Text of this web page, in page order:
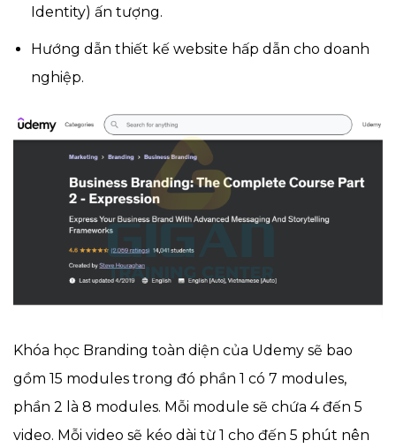
Identity) ấn tượng.
Hướng dẫn thiết kế website hấp dẫn cho doanh
nghiệp.
Khóa học Branding toàn diện của Udemy sẽ bao
gồm 15 modules trong đó phần 1 có 7 modules,
phần 2 là 8 modules. Mỗi module sẽ chứa 4 đến 5
video. Mỗi video sẽ kéo dài từ 1 cho đến 5 phút nên